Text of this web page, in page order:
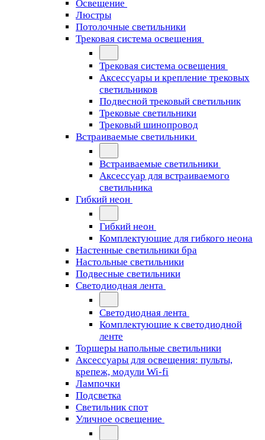
Освещение
Люстры
Потолочные светильники
Трековая система освещения
Трековая система освещения
Аксессуары и крепление трековых
светильников
Подвесной трековый светильник
Трековые светильники
Трековый шинопровод
Встраиваемые светильники
Встраиваемые светильники
Аксессуар для встраиваемого
светильника
Гибкий неон
Гибкий неон
Комплектующие для гибкого неона
Настенные светильники бра
Настольные светильники
Подвесные светильники
Светодиодная лента
Светодиодная лента
Комплектующие к светодиодной
ленте
Торшеры напольные светильники
Аксессуары для освещения: пульты,
крепеж, модули Wi-fi
Лампочки
Подсветка
Светильник спот
Уличное освещение